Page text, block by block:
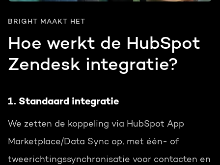
BRIGHT MAAKT HET
Hoe werkt de HubSpot
Zendesk integratie?
1. Standaard integratie
We zetten de koppeling via HubSpot App
Marketplace/Data Sync op, met één- of
tweerichtingssynchronisatie voor contacten en